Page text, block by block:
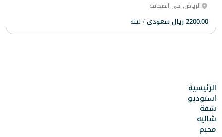
الرياض, حي الصحافة
2200.00 ريال سعودي / ليلة
الرئيسية
استوديو
شقة
شاليه
مخيم